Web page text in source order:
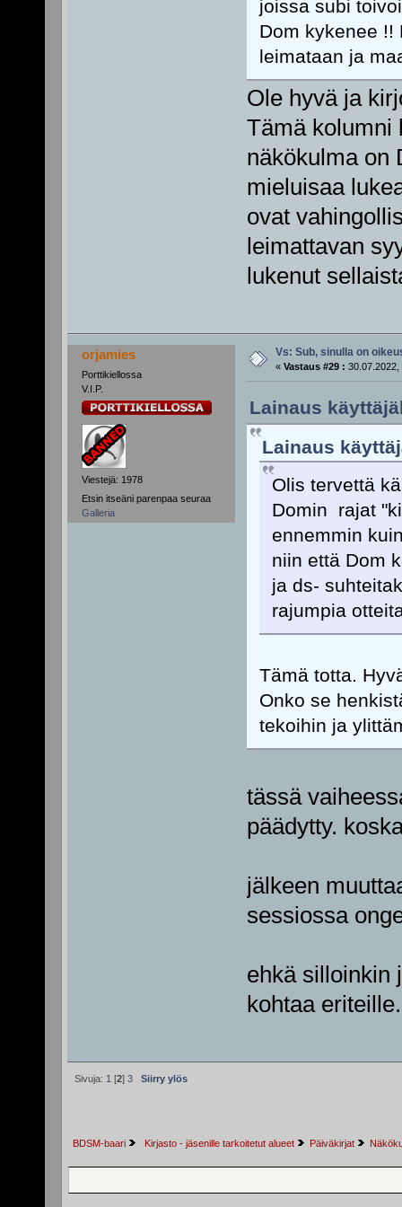
joissa subi
Dom kykenee !!
leimataan ja
Ole hyvä ja
Tämä kolumni
näkökulma on
mieluisaa
ovat
leimattavan
lukenut
orjamies
Porttikiellossa
V.I.P.
Viestejä: 1978
Etsin itseäni parenpaa seuraa
Galleria
Vs: Sub, sinulla on
« Vastaus #29 : 30.07.2022,
Lainaus
Lainaus
Olis tervettä
Domin rajat
ennemmin
niin että Dom
ja ds-
rajumpia
Tämä totta.
Onko se
tekoihin ja
tässä
päädytty.
jälkeen
sessiossa
ehkä silloinkin
kohtaa eriteille.
Sivuja: 1 [2] 3 Siirry ylös
BDSM-baari Kirjasto - jäsenille tarkoitetut alueet Päiväkirjat